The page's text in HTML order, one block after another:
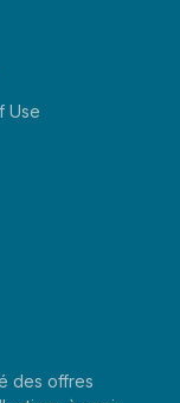
Use
des offres